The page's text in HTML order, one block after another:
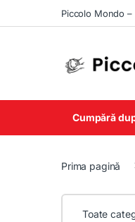
Skip to navigation
Skip to contentPiccolo Mondo
Cumpără
Prima pagină
Toate